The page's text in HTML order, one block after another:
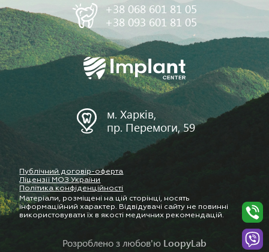
+38 068 601 81 05
+38 093 601 81 05
м. Харків,
пр. Перемоги, 59
Публічний договір-оферта
Ліцензії МОЗ України
Політика конфіденційності
Матеріали, розміщені на цій сторінці, носять
інформаційний характер. Відвідувачі сайту не повинні
використовувати їх в якості медичних рекомендацій.
Розроблено з любов'ю LoopyLab